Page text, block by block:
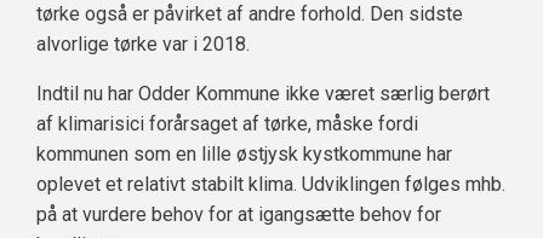
tørke også er påvirket af andre forhold. Den sidste
alvorlige tørke var i 2018.
Indtil nu har Odder Kommune ikke været særlig berørt
af klimarisici forårsaget af tørke, måske fordi
kommunen som en lille østjysk kystkommune har
oplevet et relativt stabilt klima. Udviklingen følges mhb.
på at vurdere behov for at igangsætte behov for